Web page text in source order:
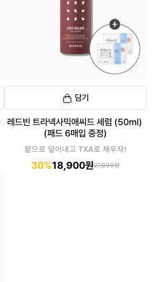
담기
레드빈 트라넥사믹애씨드 세럼 (50ml)
(패드 6매입 증정)
팥으로 덜어내고 TXA로 채우자!
30%18,900원27,000원